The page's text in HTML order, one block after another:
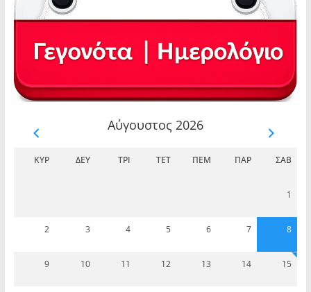
Αύγουστος 2026
ΚΥΡ ΔΕΥ ΤΡΊ ΤΕΤ ΠΈΜ ΠΑΡ ΣΆΒ
1
2 3 4 5 6 7 8
9 10 11 12 13 14 15